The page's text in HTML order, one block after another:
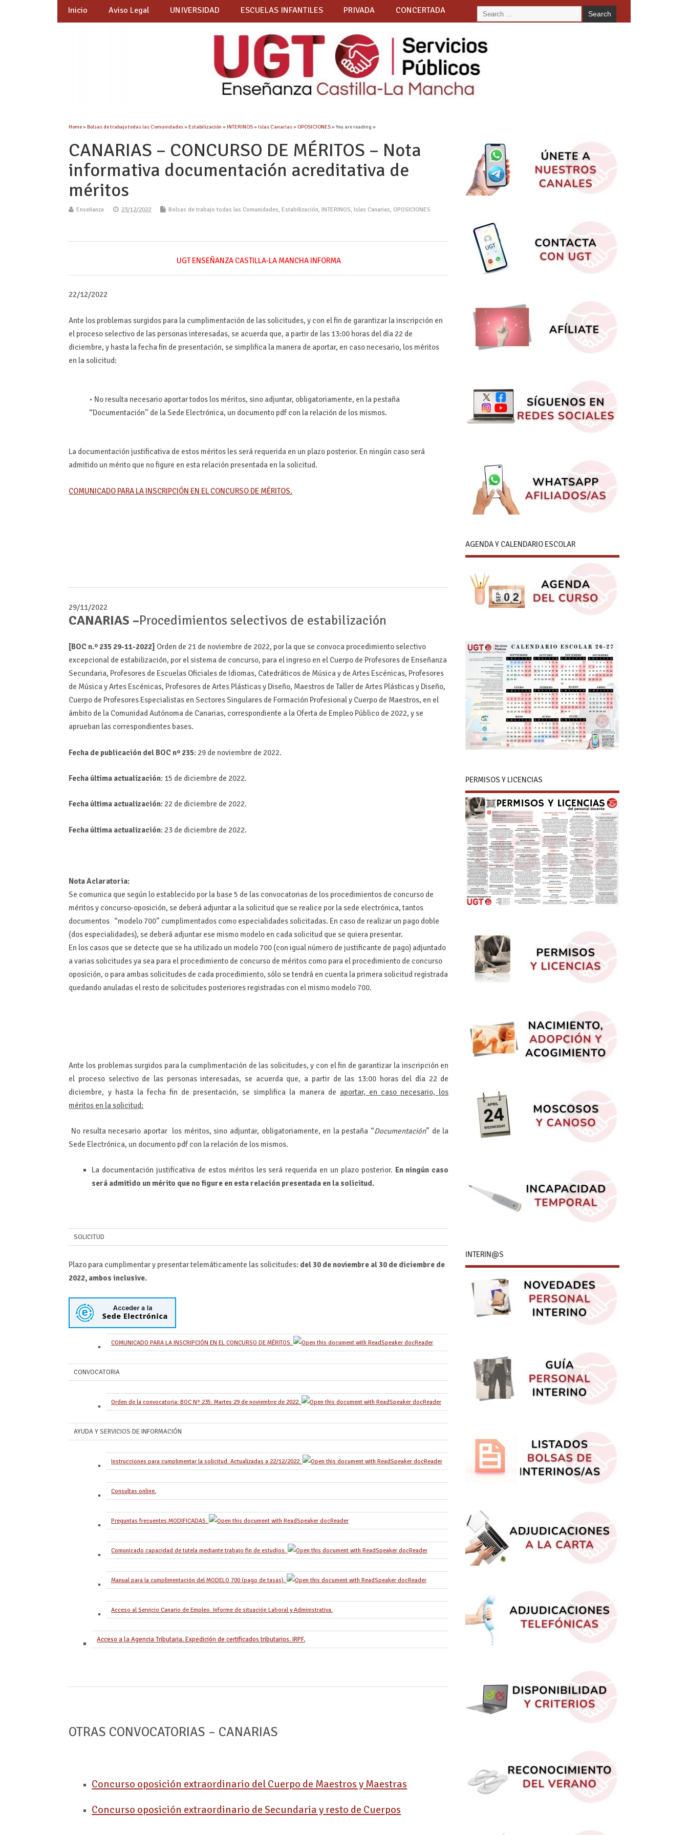
Inicio Aviso Legal UNIVERSIDAD ESCUELAS INFANTILES PRIVADA CONCERTADA
Home»Bolsas de trabajo todas las Comunidades»Estabilización »INTERINOS»Islas Canarias» OPOSICIONES» You are reading »
CANARIAS – CONCURSO DE MÉRITOS – Nota
informativa documentación acreditativa de
méritos
Enseñanza 23/12/2022 Bolsas de trabajo todas las Comunidades, Estabilización, INTERINOS, Islas Canarias, OPOSICIONES
UGT ENSEÑANZA CASTILLA-LA MANCHA INFORMA
22/12/2022
Ante los problemas surgidos para la cumplimentación de las solicitudes, y con el fin de garantizar lainscripción en
el proceso selectivo de las personas interesadas, se acuerda que, a partir de las 13:00 horas del día 22 de
diciembre, y hasta la fecha fin de presentación, se simplifica la manera de aportar, en caso necesario, los méritos
en la solicitud:
• No resulta necesario aportar todos los méritos, sino adjuntar, obligatoriamente, en la pestaña
“Documentación” de la Sede Electrónica, un documento pdf con la relación de los mismos.
La documentación justificativa de estos méritos les será requerida en un plazo posterior. En ningún caso será
admitido un mérito que no figure en esta relación presentada en la solicitud.
COMUNICADO PARA LA INSCRIPCIÓN EN EL CONCURSO DE MÉRITOS.
29/11/2022
CANARIAS –Procedimientos selectivos de estabilización
[BOC n.º 235 29-11-2022] Orden de 21 de noviembre de 2022, por la que se convoca procedimiento selectivo
excepcional de estabilización, por el sistema de concurso, para el ingreso en el Cuerpo de Profesores de Enseñanza
Secundaria, Profesores de Escuelas Oficiales de Idiomas, Catedráticos de Música y de Artes Escénicas, Profesores
de Música y Artes Escénicas, Profesores de Artes Plásticas y Diseño, Maestros de Taller de Artes Plásticas y Diseño,
Cuerpo de Profesores Especialistas en Sectores Singulares de Formación Profesional y Cuerpo de Maestros, en el
ámbito de la Comunidad Autónoma de Canarias, correspondiente a la Oferta de Empleo Público de 2022, y se
aprueban las correspondientes bases.
Fecha de publicación del BOC nº 235: 29 de noviembre de 2022.
Fecha última actualización: 15 de diciembre de 2022.
Fecha última actualización: 22 de diciembre de 2022.
Fecha última actualización: 23 de diciembre de 2022.
Nota Aclaratoria:
Se comunica que según lo establecido por la base 5 de las convocatorias de los procedimientos de concurso de
méritos y concurso-oposición, se deberá adjuntar a la solicitud que se realice por la sede electrónica, tantos
documentos “modelo 700” cumplimentados como especialidades solicitadas. En caso de realizar un pago doble
(dos especialidades), se deberá adjuntar ese mismo modelo en cada solicitud que se quiera presentar.
En los casos que se detecte que se ha utilizado un modelo 700 (con igual número de justificante de pago) adjuntado
a varias solicitudes ya sea para el procedimiento de concurso de méritos como para el procedimiento de concurso
oposición, o para ambas solicitudes de cada procedimiento, sólo se tendrá en cuenta la primera solicitud registrada
quedando anuladas el resto de solicitudes posteriores registradas con el mismo modelo 700.
Ante los problemas surgidos para la cumplimentación de las solicitudes, y con el fin de garantizar la inscripción en
el proceso selectivo de las personas interesadas, se acuerda que, a partir de las 13:00 horas del día 22 de
diciembre, y hasta la fecha fin de presentación, se simplifica la manera de aportar, en caso necesario, los
méritos en la solicitud:
No resulta necesario aportar los méritos, sino adjuntar, obligatoriamente, en la pestaña “Documentación” de la
Sede Electrónica, un documento pdf con la relación de los mismos.
La documentación justificativa de estos méritos les será requerida en un plazo posterior. En ningún caso
será admitido un mérito que no figure en estarelación presentada en la solicitud.
SOLICITUD
Plazo para cumplimentar y presentar telemáticamente las solicitudes: del 30 de noviembre al 30 de diciembre de
2022, ambos inclusive.
COMUNICADO PARA LA INSCRIPCIÓN EN EL CONCURSO DE MÉRITOS.
CONVOCATORIA
Orden de la convocatoria: BOC Nº 235. Martes 29 de noviembre de 2022.
AYUDA Y SERVICIOS DE INFORMACIÓN
Instrucciones para cumplimentar la solicitud. Actualizadas a 22/12/2022.
Consultas online.
Preguntas frecuentes.MODIFICADAS.
Comunicado capacidad de tutela mediante trabajo fin de estudios.
Manual para la cumplimentación del MODELO 700 (pago de tasas).
Acceso al Servicio Canario de Empleo. Informe de situación Laboral y Administrativa.
Acceso a la Agencia Tributaria. Expedición de certificados tributarios. IRPF.
OTRAS CONVOCATORIAS – CANARIAS
Concurso oposición extraordinario del Cuerpo de Maestros y Maestras
Concurso oposición extraordinario de Secundaria y resto de Cuerpos
AGENDA Y CALENDARIO ESCOLAR
PERMISOS Y LICENCIAS
INTERIN@S